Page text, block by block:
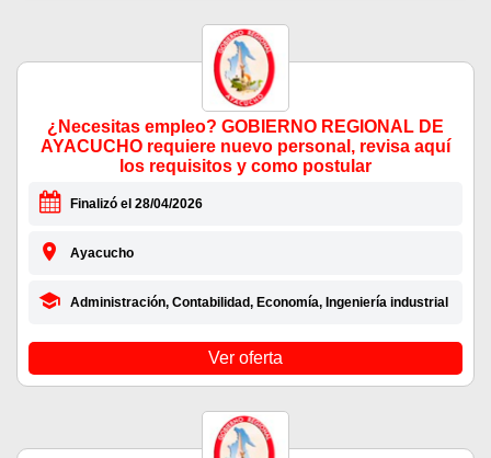
¿Necesitas empleo? GOBIERNO REGIONAL DE
AYACUCHO requiere nuevo personal, revisa aquí
los requisitos y como postular
Finalizó el 28/04/2026
Ayacucho
Administración, Contabilidad, Economía, Ingeniería industrial
Ver oferta